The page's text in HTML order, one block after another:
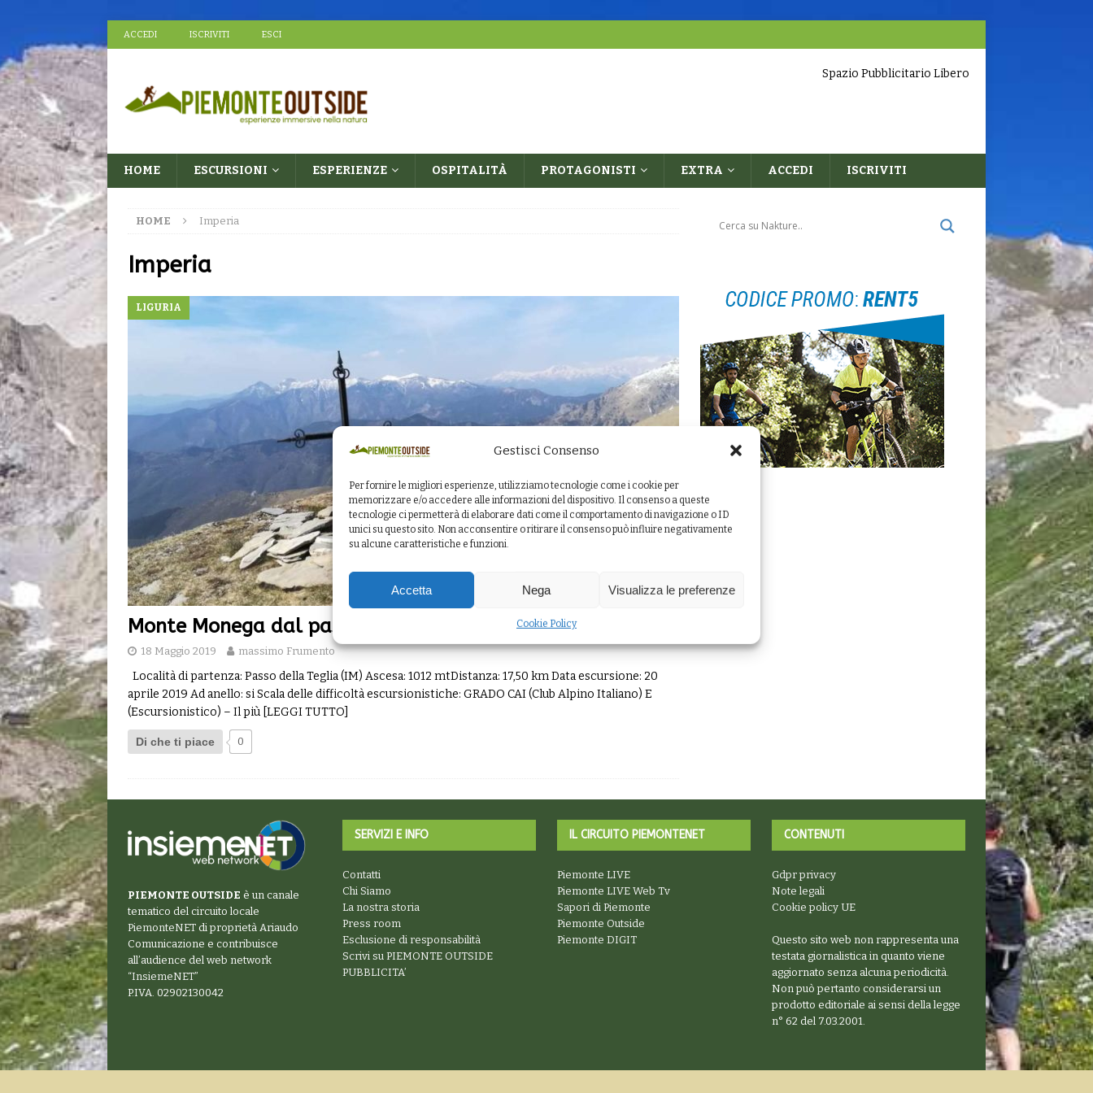
Gestisci Consenso
Per fornire le migliori esperienze, utilizziamo tecnologie come i cookie per
memorizzare e/o accedere alle informazioni del dispositivo. Il consenso a queste
tecnologie ci permetterà di elaborare dati come il comportamento di navigazione o ID
unici su questo sito. Non acconsentire o ritirare il consenso può influire negativamente
su alcune caratteristiche e funzioni.
Accetta Nega Visualizza le preferenze
Cookie Policy
ACCEDI ISCRIVITI ESCI
Spazio Pubblicitario Libero
HOME ESCURSIONI ESPERIENZE OSPITALITÀ PROTAGONISTI EXTRA ACCEDI ISCRIVITI
HOME Imperia
Imperia
LIGURIA
Monte Monega dal passo della Teglia – IMPERIA
18 Maggio 2019 massimo Frumento
Località di partenza: Passo della Teglia (IM) Ascesa: 1012 mtDistanza: 17,50 km Data escursione: 20
aprile 2019 Ad anello: si Scala delle difficoltà escursionistiche: GRADO CAI (Club Alpino Italiano) E
(Escursionistico) – Il più [LEGGI TUTTO]
Di che ti piace 0
PIEMONTE OUTSIDE è un canale
tematico del circuito locale
PiemonteNET di proprietà Ariaudo
Comunicazione e contribuisce
all’audience del web network
“InsiemeNET”
P.IVA. 02902130042
SERVIZI E INFO
Contatti
Chi Siamo
La nostra storia
Press room
Esclusione di responsabilità
Scrivi su PIEMONTE OUTSIDE
PUBBLICITA’
IL CIRCUITO PIEMONTENET
Piemonte LIVE
Piemonte LIVE Web Tv
Sapori di Piemonte
Piemonte Outside
Piemonte DIGIT
CONTENUTI
Gdpr privacy
Note legali
Cookie policy UE
Questo sito web non rappresenta una
testata giornalistica in quanto viene
aggiornato senza alcuna periodicità.
Non può pertanto considerarsi un
prodotto editoriale ai sensi della legge
n° 62 del 7.03.2001.